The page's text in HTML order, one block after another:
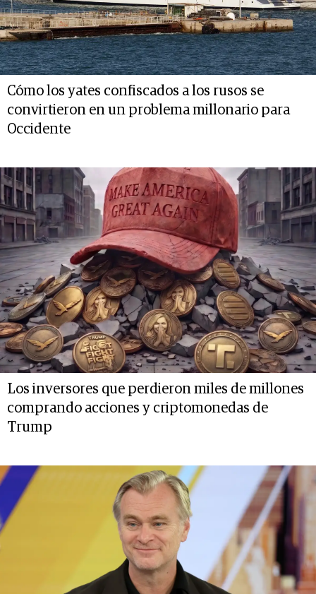
Cómo los yates confiscados a los rusos se
convirtieron en un problema millonario para
Occidente
Los inversores que perdieron miles de millones
comprando acciones y criptomonedas de
Trump